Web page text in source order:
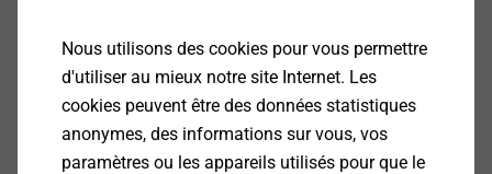
Nous utilisons des cookies pour vous permettre
d'utiliser au mieux notre site Internet. Les
cookies peuvent être des données statistiques
anonymes, des informations sur vous, vos
paramètres ou les appareils utilisés pour que le